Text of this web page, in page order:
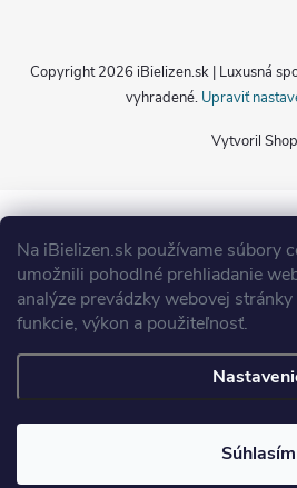
Na iBielizen.sk používame súbory
umožnili pohodlné prehliadanie
analýze prevádzky webovej
funkcie, výkon a použiteľnosť.
Súhlasím
Vytvoril
Copyright 2026 iBielizen.sk | Luxusná
vyhradené. Upraviť